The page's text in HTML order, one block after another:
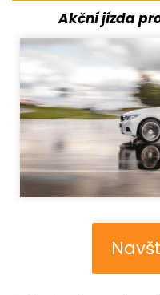
Akční jízda